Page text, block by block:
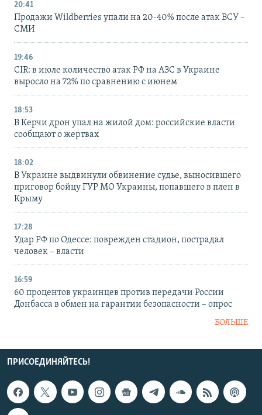
20:41
Продажи Wildberries упали на 20-40% после атак ВСУ –
СМИ
19:46
CIR: в июле количество атак РФ на АЗС в Украине
выросло на 72% по сравнению с июнем
18:53
В Керчи дрон упал на жилой дом: российские власти
сообщают о жертвах
18:02
В Украине выдвинули обвинение судье, выносившего
приговор бойцу ГУР МО Украины, попавшего в плен в
Крыму
17:28
Удар РФ по Одессе: поврежден стадион, пострадал
человек – власти
16:59
60 процентов украинцев против передачи России
Донбасса в обмен на гарантии безопасности – опрос
БОЛЬШЕ
ПРИСОЕДИНЯЙТЕСЬ!